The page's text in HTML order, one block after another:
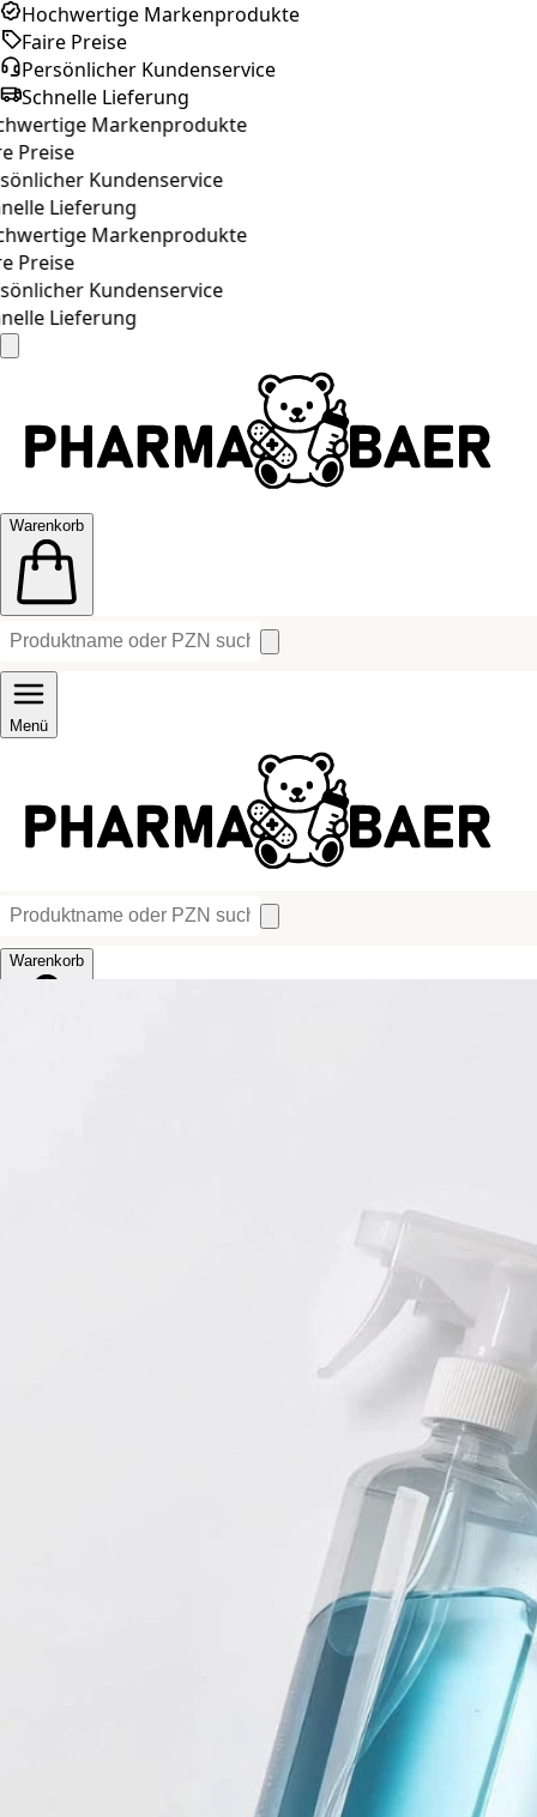
Hochwertige Markenprodukte
Faire Preise
Persönlicher Kundenservice
Schnelle Lieferung
Markenprodukte
Preise
Kundenservice
Lieferung
Markenprodukte
Preise
Kundenservice
Lieferung
Warenkorb
Menü
Warenkorb